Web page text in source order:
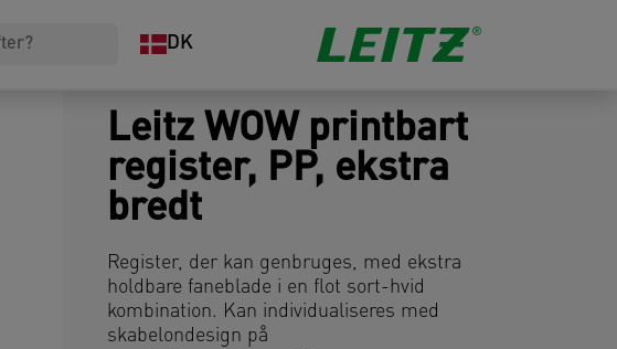
DK
Leitz WOW printbart
register, PP, ekstra
bredt
Register, der kan genbruges, med ekstra
holdbare faneblade i en flot sort-hvid
kombination. Kan individualiseres med
skabelondesign på